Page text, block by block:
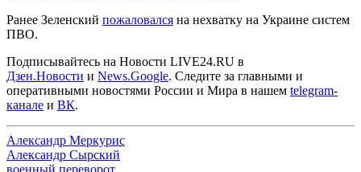
Ранее Зеленский пожаловался на нехватку на Украине систем
ПВО.
Подписывайтесь на Новости LIVE24.RU в
Дзен.Новости и News.Google. Следите за главными и
оперативными новостями России и Мира в нашем telegram-
канале и ВК.
Александр Меркурис
Александр Сырский
военный переворот